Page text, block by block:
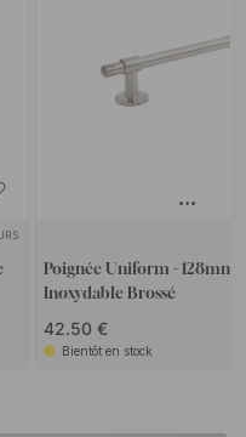
Poignée Uniform - 128mm
Inoxydable Brossé
42.50 €
Bientôt en stock